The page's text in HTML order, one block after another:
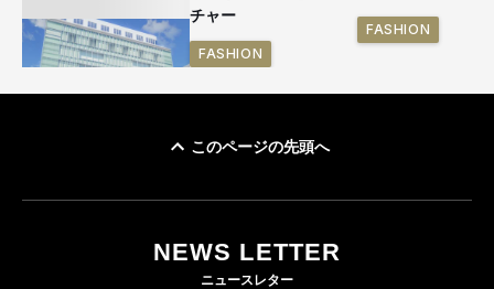
チャー
FASHION
FASHION
このページの先頭へ
NEWS LETTER
ニュースレター